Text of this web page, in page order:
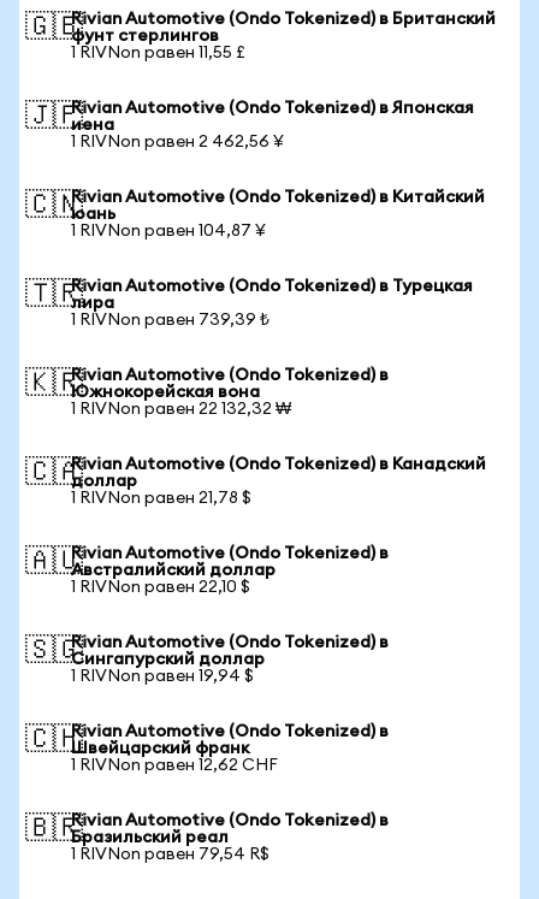
🇬🇧Rivian Automotive (Ondo Tokenized) в Британский
фунт стерлингов
1 RIVNon равен 11,55 £
🇯🇵Rivian Automotive (Ondo Tokenized) в Японская
иена
1 RIVNon равен 2 462,56 ¥
🇨🇳Rivian Automotive (Ondo Tokenized) в Китайский
юань
1 RIVNon равен 104,87 ¥
🇹🇷Rivian Automotive (Ondo Tokenized) в Турецкая
лира
1 RIVNon равен 739,39 ₺
🇰🇷Rivian Automotive (Ondo Tokenized) в
Южнокорейская вона
1 RIVNon равен 22 132,32 ₩
🇨🇦Rivian Automotive (Ondo Tokenized) в Канадский
доллар
1 RIVNon равен 21,78 $
🇦🇺Rivian Automotive (Ondo Tokenized) в
Австралийский доллар
1 RIVNon равен 22,10 $
🇸🇬Rivian Automotive (Ondo Tokenized) в
Сингапурский доллар
1 RIVNon равен 19,94 $
🇨🇭Rivian Automotive (Ondo Tokenized) в
Швейцарский франк
1 RIVNon равен 12,62 CHF
🇧🇷Rivian Automotive (Ondo Tokenized) в
Бразильский реал
1 RIVNon равен 79,54 R$